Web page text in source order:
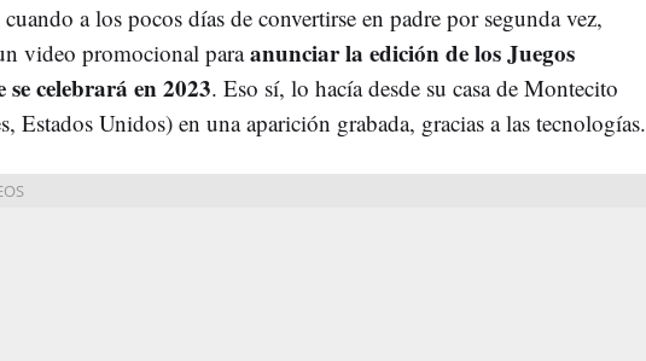
a los pocos días de convertirse en padre por segunda vez,
video promocional paraanunciar la edición de los Juegos
celebrará en 2023. Eso sí, lo hacía desde su casa de Montecito
Estados Unidos) en una aparición grabada, gracias a las tecnologías.